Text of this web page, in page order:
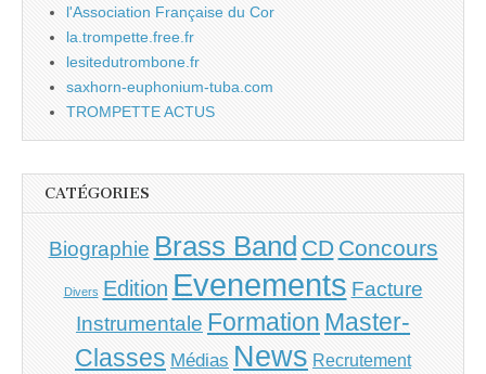
l'Association Française du Cor
la.trompette.free.fr
lesitedutrombone.fr
saxhorn-euphonium-tuba.com
TROMPETTE ACTUS
CATÉGORIES
Biographie Brass Band CD Concours
Divers Edition Evenements Facture
Instrumentale Formation Master-
Classes Médias News Recrutement